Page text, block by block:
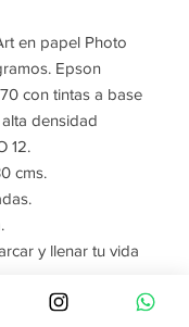
en papel Photo
Epson
con tintas a base
densidad
12.
cms.
y llenar tu vida